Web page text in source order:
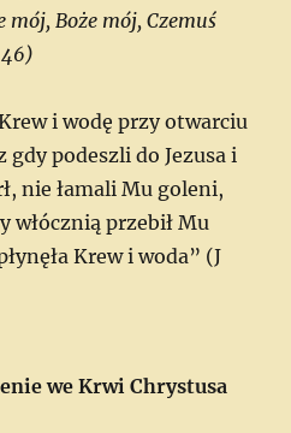
mój, Boże mój, Czemuś
i wodę przy otwarciu
gdy podeszli do Jezusa i
nie łamali Mu goleni,
włócznią przebił Mu
Krew i woda” (J
we Krwi Chrystusa